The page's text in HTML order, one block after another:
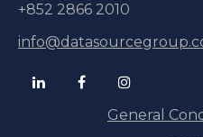
+852 2866 2010
General